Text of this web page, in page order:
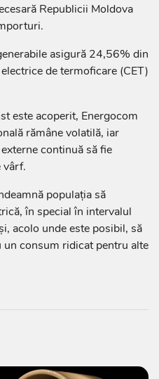
Republicii Moldova
asigură 24,56% din
de termoficare (CET)
este acoperit, Energocom
rămâne volatilă, iar
continuă să fie
vârf.
populația să
în special în intervalul
acolo unde este posibil, să
un consum ridicat pentru alte